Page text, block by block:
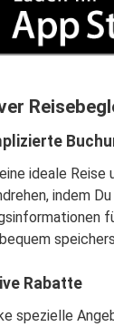
ideale Reise
indem
Rabatte
spezielle